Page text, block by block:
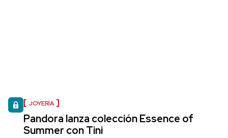
JOYERÍA
Pandora lanza colección Essence of
Summer con Tini